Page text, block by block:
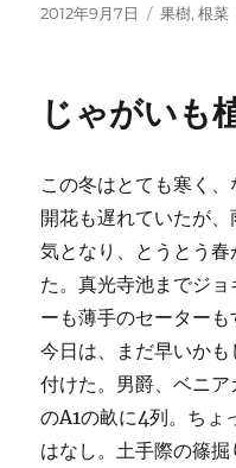
投
2012年9月7日
カ
ー
果樹,根菜
じゃがいも
この冬はとても寒く
開花も遅れていたが
気となり、とうとう
た。真光寺池までジ
ーも薄手のセーターも
今日は、まだ早いか
付けた。男爵、ベニ
のA1の畝に4列。ちょ
はなし。土手際の篠掘